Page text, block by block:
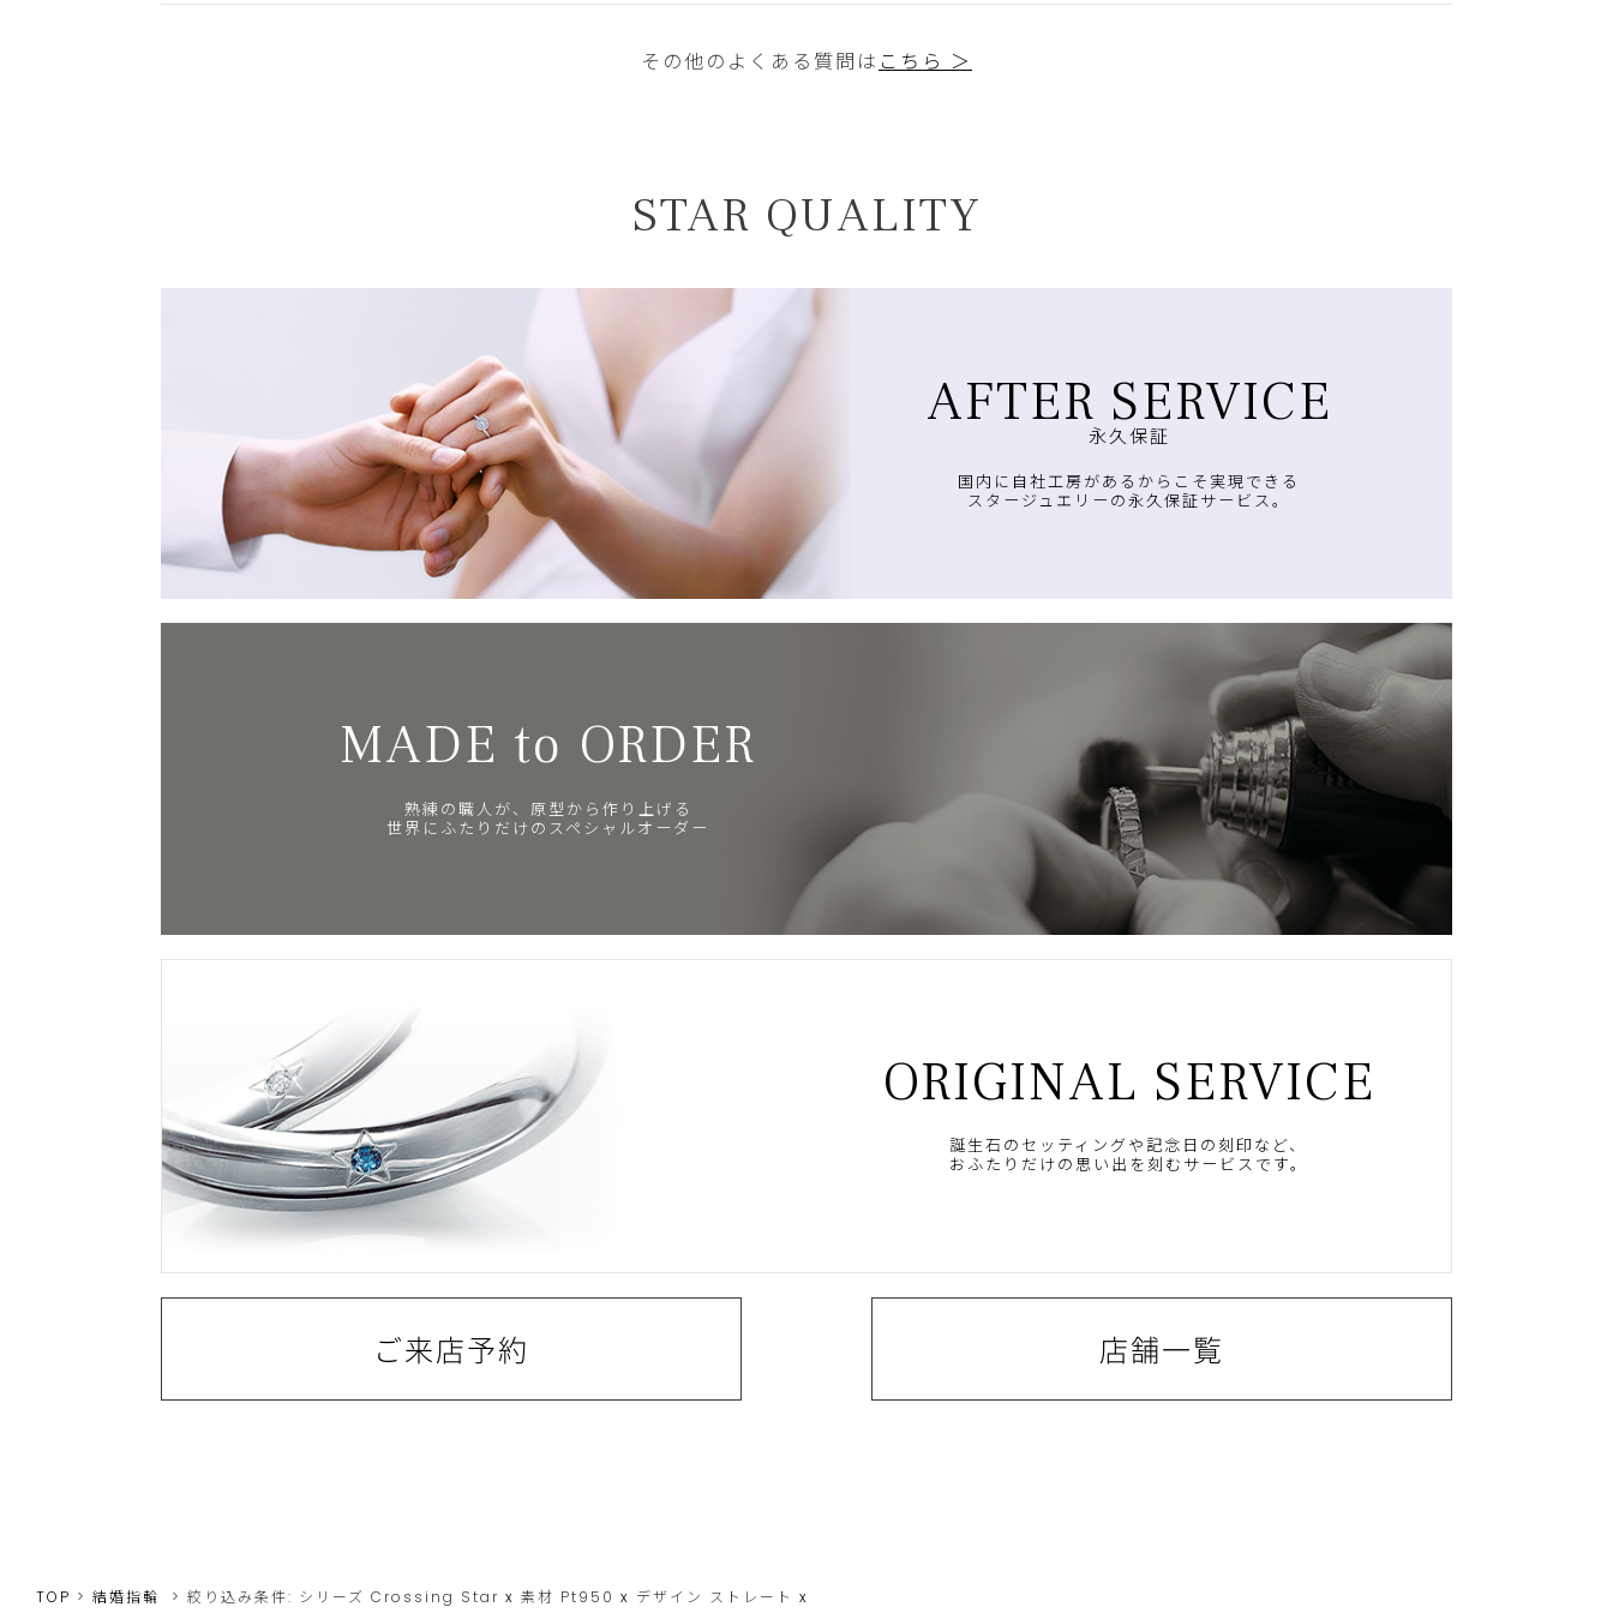
その他のよくある質問は こちら ＞
STAR QUALITY
AFTER SERVICE
永久保証
国内に自社工房があるからこそ実現できる
スタージュエリーの永久保証サービス。
MADE to ORDER
熟練の職人が、原型から作り上げる
世界にふたりだけのスペシャルオーダー
ORIGINAL SERVICE
誕生石のセッティングや記念日の刻印など、
おふたりだけの思い出を刻むサービスです。
ご来店予約 店舗一覧
TOP 結婚指輪 絞り込み条件: シリーズ Crossing Star x 素材 Pt950 x デザイン ストレート x